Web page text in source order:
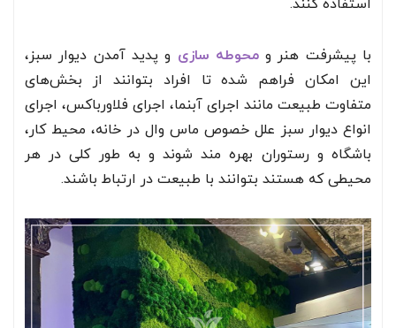
استفاده کنند.
با پیشرفت هنر ومحوطه سازی و پدید آمدن دیوار سبز،
این امکان فراهم شده تا افراد بتوانند از بخش‌های
متفاوت طبیعت مانند اجرای آبنما، اجرای فلاورباکس، اجرای
انواع دیوار سبز علل خصوص ماس وال در خانه، محیط کار،
باشگاه و رستوران بهره مند شوند و به طور کلی در هر
محیطی که هستند بتوانند با طبیعت در ارتباط باشند.